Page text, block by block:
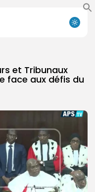
et Tribunaux
face aux défis du